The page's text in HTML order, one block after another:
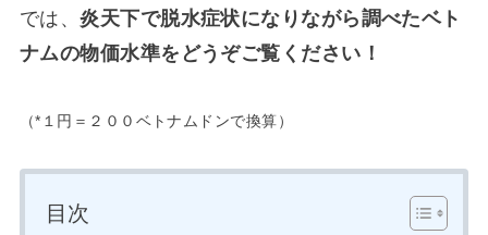
では、炎天下で脱水症状になりながら調べたベト
ナムの物価水準をどうぞご覧ください！
（*１円＝２００ベトナムドンで換算）
目次